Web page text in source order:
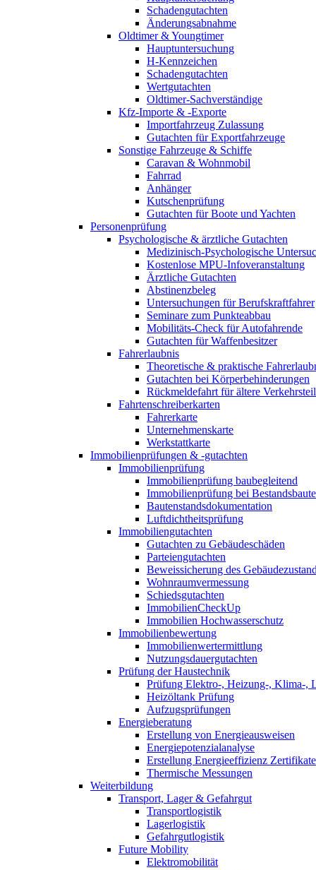
Schadengutachten
Änderungsabnahme
Oldtimer & Youngtimer
Hauptuntersuchung
H-Kennzeichen
Schadengutachten
Wertgutachten
Oldtimer-Sachverständige
Kfz-Importe & -Exporte
Importfahrzeug Zulassung
Gutachten für Exportfahrzeuge
Sonstige Fahrzeuge & Schiffe
Caravan & Wohnmobil
Fahrrad
Anhänger
Kutschenprüfung
Gutachten für Boote und Yachten
Personenprüfung
Psychologische & ärztliche Gutachten
Medizinisch-Psychologische
Kostenlose MPU-Infoveranstaltung
Ärztliche Gutachten
Abstinenzbeleg
Untersuchungen für Berufskraftfahrer
Seminare zum Punkteabbau
Mobilitäts-Check für Autofahrende
Gutachten für Waffenbesitzer
Fahrerlaubnis
Theoretische & praktische
Gutachten bei Körperbehinderungen
Rückmeldefahrt für ältere
Fahrtenschreiberkarten
Fahrerkarte
Unternehmenskarte
Werkstattkarte
Immobilienprüfungen & -gutachten
Immobilienprüfung
Immobilienprüfung baubegleitend
Immobilienprüfung bei
Bautenstandsdokumentation
Luftdichtheitsprüfung
Immobiliengutachten
Gutachten zu Gebäudeschäden
Parteiengutachten
Beweissicherung des
Wohnraumvermessung
Schiedsgutachten
ImmobilienCheckUp
Immobilien Hochwasserschutz
Immobilienbewertung
Immobilienwertermittlung
Nutzungsdauergutachten
Prüfung der Haustechnik
Prüfung Elektro-, Heizung-, Klima-,
Heizöltank Prüfung
Aufzugsprüfungen
Energieberatung
Erstellung von Energieausweisen
Energiepotenzialanalyse
Erstellung Energieeffizienz Zertifikate
Thermische Messungen
Weiterbildung
Transport, Lager & Gefahrgut
Transportlogistik
Lagerlogistik
Gefahrgutlogistik
Future Mobility
Elektromobilität